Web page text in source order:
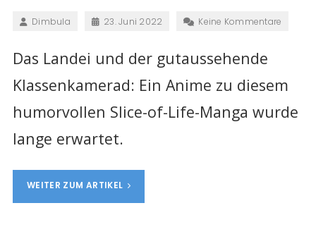
Dimbula 23. Juni 2022 Keine Kommentare
Das Landei und der gutaussehende
Klassenkamerad: Ein Anime zu diesem
humorvollen Slice-of-Life-Manga wurde
lange erwartet.
WEITER ZUM ARTIKEL